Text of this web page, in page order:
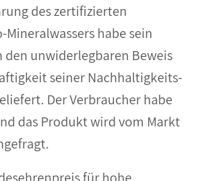
des zertifizierten
Mineralwassers habe sein
unwiderlegbaren Beweis
seiner Nachhaltigkeits-
Der Verbraucher habe
das Produkt wird vom Markt